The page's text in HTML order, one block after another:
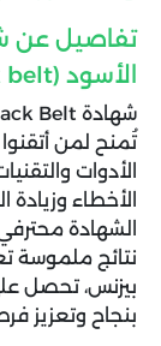
تفاصيل عن
الأسود (Six Sigma Black belt)
تُمنح لمن
الأدوات
الأخطاء
الشهادة
نتائج ملموسة
بيزنس، تحصل
بنجاح وتعزيز